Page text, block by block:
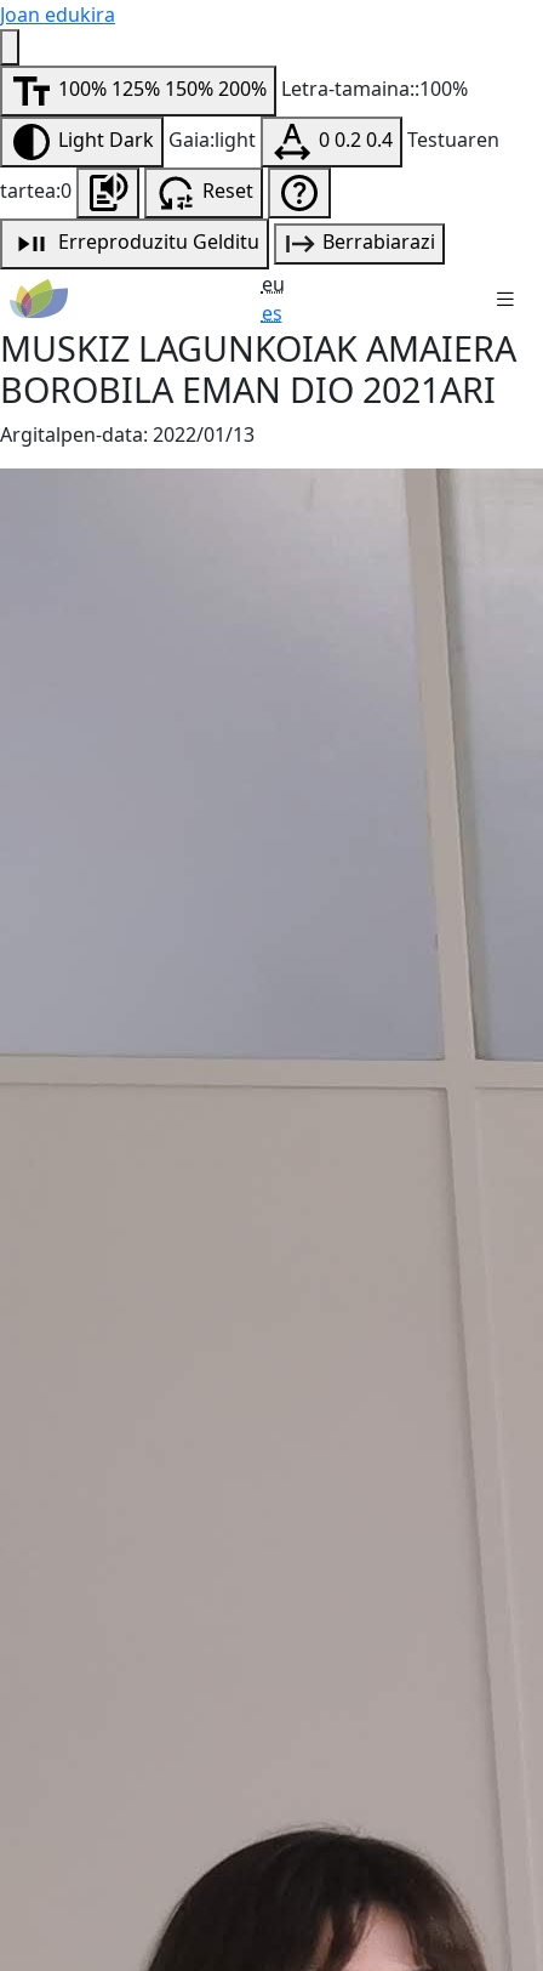
Joan edukira
100% 125% 150%200% Letra-tamaina::100%
Light Dark Gaia:light 00.20.4 Testuaren
tartea:0
Reset
Erreproduzitu Gelditu
Berrabiarazi
eu
es
MUSKIZ LAGUNKOIAK AMAIERA
BOROBILA EMAN DIO 2021ARI
Argitalpen-data: 2022/01/13